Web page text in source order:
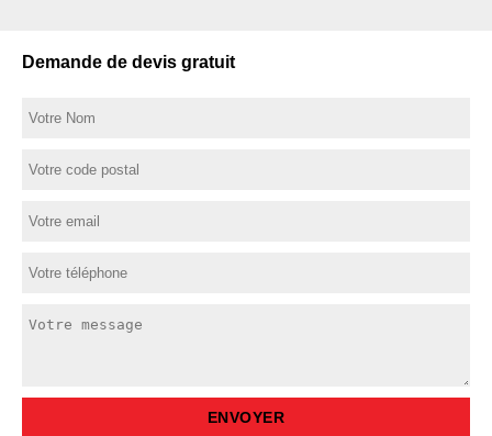
Demande de devis gratuit